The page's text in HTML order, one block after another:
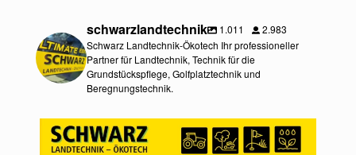
schwarzlandtechnik 1.011
2.983
Schwarz Landtechnik-Ökotech Ihr professioneller
Partner für Landtechnik, Technik für die
Grundstückspflege, Golfplatztechnik und
Beregnungstechnik.
schwarzlandtechnik
Aug. 5